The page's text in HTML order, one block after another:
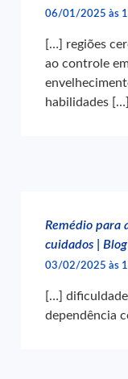
06/01/2025 às
[…] regiões
ao controle
habilidades […]
Remédio para
cuidados |
03/02/2025 às
[…]
dependência